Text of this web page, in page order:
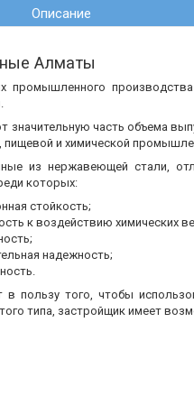
Описание
Алматы
промышленного
значительную часть объема
и химической
из нержавеющей стали,
которых:
стойкость;
к воздействию химических
надежность;
в пользу того, чтобы
типа, застройщик имеет